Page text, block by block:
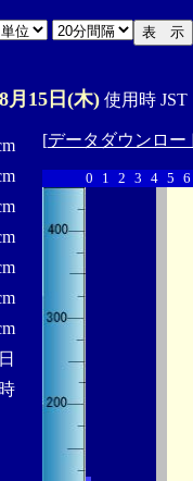
月15日(木) 使用時 JST
[データダウンロー
0 1 2 3 4 5 6